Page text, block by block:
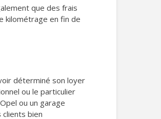
que des frais
kilométrage en fin de
déterminé son loyer
ou le particulier
ou un garage
clients bien